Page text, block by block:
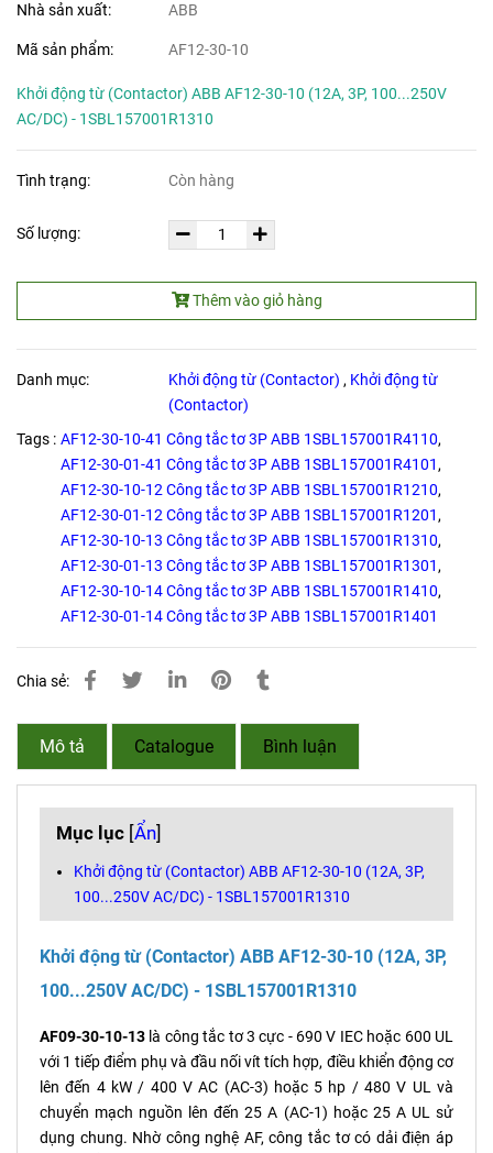
Nhà sản xuất: ABB
Mã sản phẩm: AF12-30-10
Khởi động từ (Contactor) ABB AF12-30-10 (12A, 3P, 100...250V
AC/DC) - 1SBL157001R1310
Tình trạng: Còn hàng
Số lượng:
Thêm vào giỏ hàng
Danh mục: Khởi động từ (Contactor) , Khởi động từ
(Contactor)
Tags : AF12-30-10-41 Công tắc tơ 3P ABB 1SBL157001R4110,
AF12-30-01-41 Công tắc tơ 3P ABB 1SBL157001R4101,
AF12-30-10-12 Công tắc tơ 3P ABB 1SBL157001R1210,
AF12-30-01-12 Công tắc tơ 3P ABB 1SBL157001R1201,
AF12-30-10-13 Công tắc tơ 3P ABB 1SBL157001R1310,
AF12-30-01-13 Công tắc tơ 3P ABB 1SBL157001R1301,
AF12-30-10-14 Công tắc tơ 3P ABB 1SBL157001R1410,
AF12-30-01-14 Công tắc tơ 3P ABB 1SBL157001R1401
Chia sẻ:
Mô tả Catalogue Bình luận
Mục lục [Ẩn]
Khởi động từ (Contactor) ABB AF12-30-10 (12A, 3P,
100...250V AC/DC) - 1SBL157001R1310
Khởi động từ (Contactor) ABB AF12-30-10 (12A, 3P,
100...250V AC/DC) - 1SBL157001R1310
AF09-30-10-13 là công tắc tơ 3 cực - 690 V IEC hoặc 600 UL
với 1 tiếp điểm phụ và đầu nối vít tích hợp, điều khiển động cơ
lên ​​đến 4 kW / 400 V AC (AC-3) hoặc 5 hp / 480 V UL và
chuyển mạch nguồn lên đến 25 A (AC-1) hoặc 25 A UL sử
dụng chung. Nhờ công nghệ AF, công tắc tơ có dải điện áp